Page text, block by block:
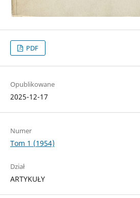
PDF
Opublikowane
2025-12-17
Numer
Tom 1 (1954)
Dział
ARTYKUŁY